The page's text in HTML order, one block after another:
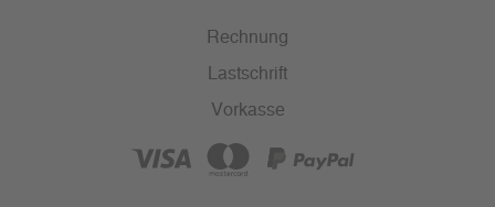
Rechnung
Lastschrift
Vorkasse